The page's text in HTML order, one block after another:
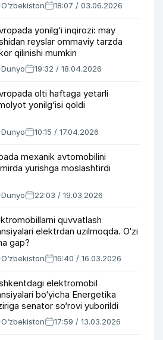
O‘zbekiston 18:07 / 03.06.2026
yonilg‘i inqirozi: may
reyslar ommaviy tarzda
qilinishi mumkin
Dunyo 19:32 / 18.04.2026
olti haftaga yetarli
yonilg‘isi qoldi
Dunyo 10:15 / 17.04.2026
mexanik avtomobilini
yurishga moslashtirdi
Dunyo 22:03 / 19.03.2026
quvvatlash
elektrdan uzilmoqda. O‘zi
gap?
O‘zbekiston 16:40 / 16.03.2026
elektromobil
bo‘yicha Energetika
senator so‘rovi yuborildi
O‘zbekiston 17:59 / 13.03.2026